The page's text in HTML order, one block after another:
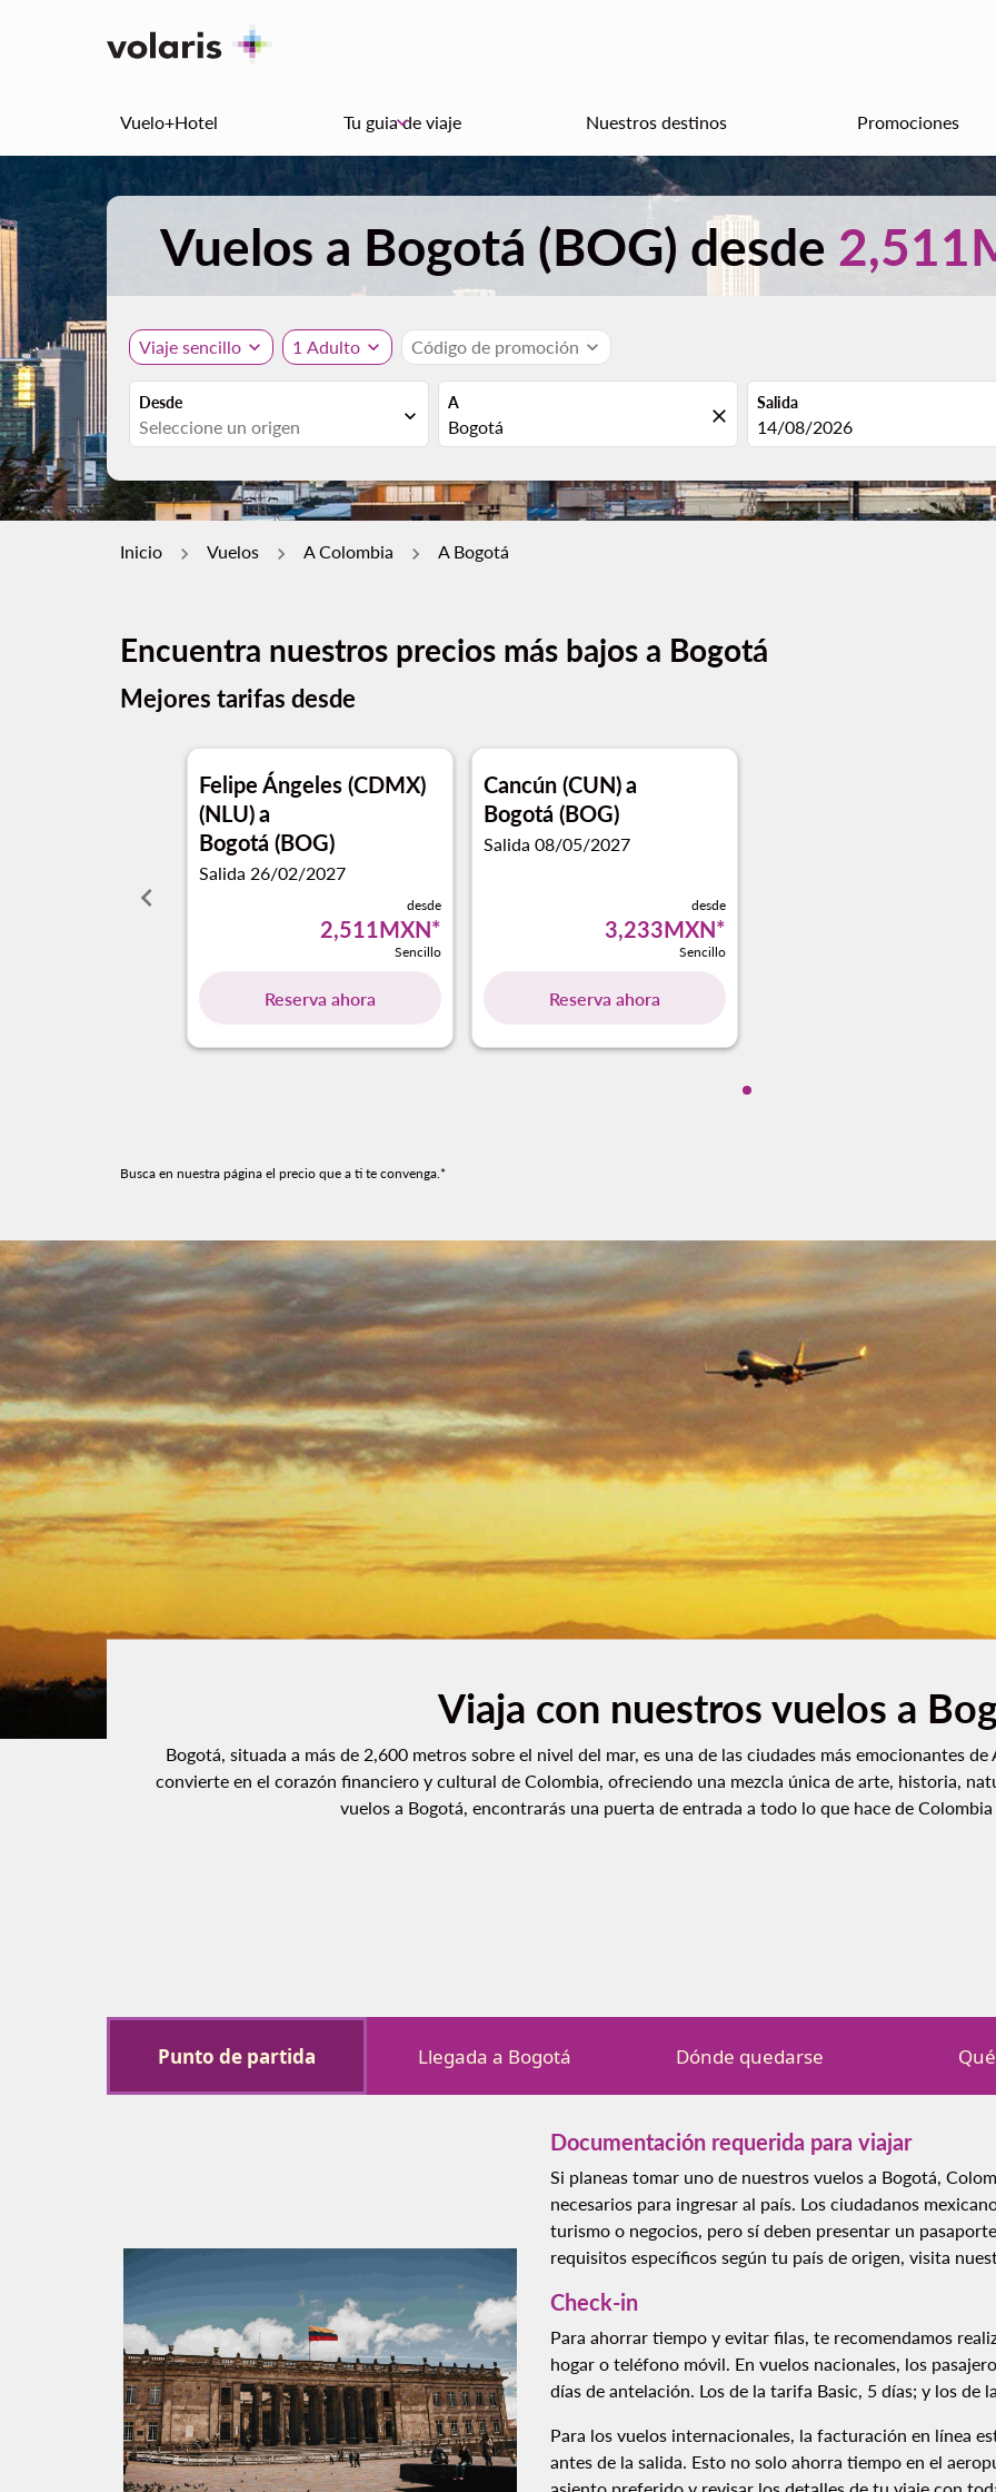
Vuelo+Hotel Tu guia de viaje
keyboard_arrow_down Nuestros destinos Promociones
Vuelos a Bogotá (BOG) desde
Viaje sencillo expand_more 1 Adulto expand_more Código de promoción expand_more
Desde
expand_more
A
close
Salida
fc-booking-departure-date-
14/08/2026
Inicio Vuelos A Colombia A Bogotá
Encuentra nuestros precios más bajos a Bogotá
Mejores tarifas desde
keyboard_arrow_left
Felipe Ángeles (CDMX)
(NLU)a
Bogotá (BOG)
Salida 26/02/2027
desde
2,511MXN*
Sencillo
Reserva ahora
Cancún (CUN)a
Bogotá (BOG)
Salida 08/05/2027
desde
3,233MXN*
Sencillo
Reserva ahora
Mostrando cmp-pagination-
Busca en nuestra página el precio que a ti te convenga.*
Viaja con nuestros vuelos a
Bogotá, situada a más de 2,600 metros sobre el nivel del mar, es una de las ciudades más emocionantes
convierte en el corazón financiero y cultural de Colombia, ofreciendo una mezcla única de arte, historia,
vuelos a Bogotá, encontrarás una puerta de entrada a todo lo que hace de Colombia
Punto de partida Llegada a Bogotá Dónde quedarse
Documentación requerida para viajar
Si planeas tomar uno de nuestros vuelos a Bogotá,
necesarios para ingresar al país. Los ciudadanos
turismo o negocios, pero sí deben presentar un
requisitos específicos según tu país de origen, visita
Check-in
Para ahorrar tiempo y evitar filas, te recomendamos
hogar o teléfono móvil. En vuelos nacionales, los
días de antelación. Los de la tarifa Basic, 5 días; y los de
Para los vuelos internacionales, la facturación en línea
antes de la salida. Esto no solo ahorra tiempo en el